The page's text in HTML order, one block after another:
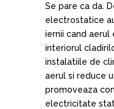
Se pare ca da.
electrostatice
iernii cand aerul
interiorul
instalatiile de
aerul si reduce
promoveaza
electricitate